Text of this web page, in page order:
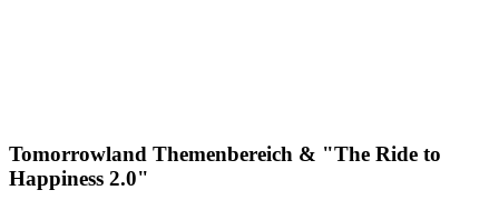
Tomorrowland Themenbereich & "The Ride to
Happiness 2.0"